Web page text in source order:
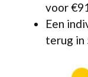
voor
Een
terug in